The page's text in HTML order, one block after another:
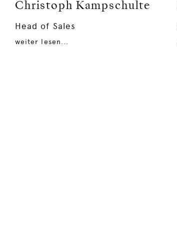
Christoph Kampschulte
Head of Sales
weiter lesen...